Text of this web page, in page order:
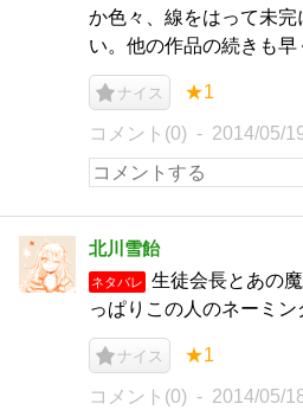
か色々、線をはって未
い。他の作品の続きも早
ナイス ★1
コメント(0) 2014/05/
北川雪飴
ネタバレ
生徒会長とあの
っぱりこの人のネーミン
ナイス ★1
コメント(0) 2014/05/